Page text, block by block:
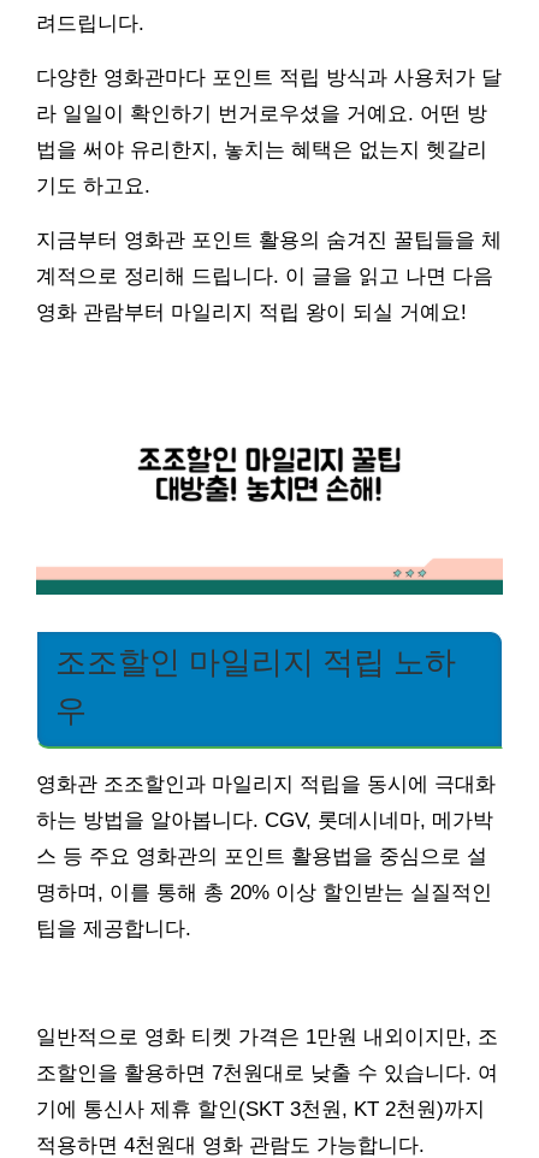
려드립니다.
다양한 영화관마다 포인트 적립 방식과 사용처가 달
라 일일이 확인하기 번거로우셨을 거예요. 어떤 방
법을 써야 유리한지, 놓치는 혜택은 없는지 헷갈리
기도 하고요.
지금부터 영화관 포인트 활용의 숨겨진 꿀팁들을 체
계적으로 정리해 드립니다. 이 글을 읽고 나면 다음
영화 관람부터 마일리지 적립 왕이 되실 거예요!
조조할인 마일리지 적립 노하
우
영화관 조조할인과 마일리지 적립을 동시에 극대화
하는 방법을 알아봅니다. CGV, 롯데시네마, 메가박
스 등 주요 영화관의 포인트 활용법을 중심으로 설
명하며, 이를 통해 총 20% 이상 할인받는 실질적인
팁을 제공합니다.
일반적으로 영화 티켓 가격은 1만원 내외이지만, 조
조할인을 활용하면 7천원대로 낮출 수 있습니다. 여
기에 통신사 제휴 할인(SKT 3천원, KT 2천원)까지
적용하면 4천원대 영화 관람도 가능합니다.